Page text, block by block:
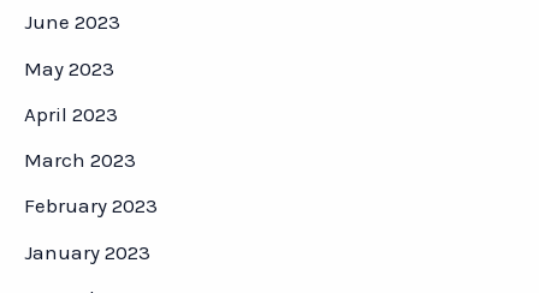
June 2023
May 2023
April 2023
March 2023
February 2023
January 2023